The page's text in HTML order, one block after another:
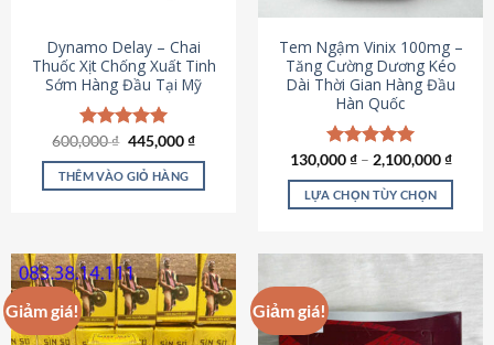
Dynamo Delay – Chai
Thuốc Xịt Chống Xuất Tinh
Sớm Hàng Đầu Tại Mỹ
Được xếp
hạng5.00
5 sao
600,000₫ Giá
là:
600,000 ₫.
445,000₫Giá
tại
THÊM VÀO GIỎ HÀNG
Tem Ngậm Vinix 100mg –
Tăng Cường Dương Kéo
Dài Thời Gian Hàng Đầu
Hàn Quốc
Được xếp
hạng5.00
5 sao
130,000₫– 2,100,000₫
LỰA CHỌN TÙY CHỌN
nhiều
biến
Giảm giá! Giảm giá!